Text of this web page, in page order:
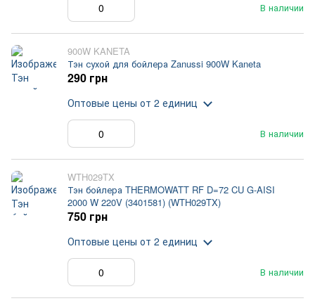
В наличии
900W KANETA
Тэн сухой для бойлера Zanussi 900W Kaneta
В наличии
290 грн
Оптовые цены от 2 единиц
WTH029TX
Тэн бойлера THERMOWATT RF D=72 CU G-AISI
2000 W 220V (3401581) (WTH029TX)
В наличии
750 грн
Оптовые цены от 2 единиц